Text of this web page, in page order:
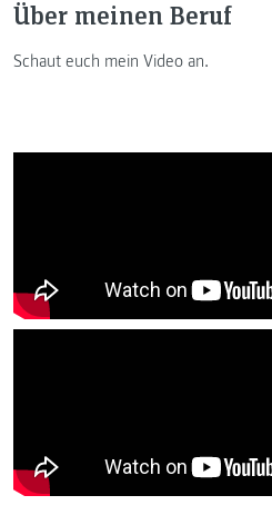
Über meinen Beruf
Schaut euch mein Video an.